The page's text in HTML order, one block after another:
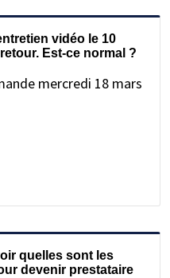
vidéo le 10
Est-ce normal ?
mercredi 18 mars
quelles sont les
devenir prestataire